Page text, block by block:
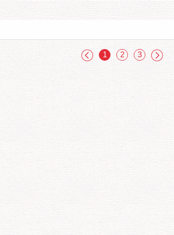
1 2 3